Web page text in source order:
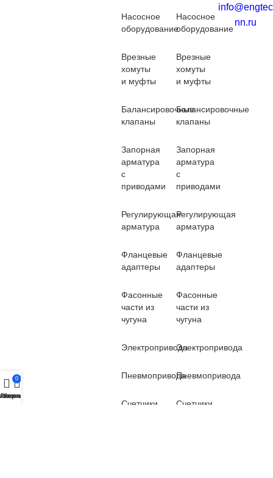
Насосное
оборудование
Врезные
хомуты
и муфты
Балансировочные
клапаны
Запорная
арматура
с
приводами
Регулирующая
арматура
Фланцевые
адаптеры
Фасонные
части из
чугуна
Электропривода
Пневмопривода
Счетчики
Насосное
оборудование
Врезные
хомуты
и муфты
Балансировочные
клапаны
Запорная
арматура
с
приводами
Регулирующая
арматура
Фланцевые
адаптеры
Фасонные
части из
чугуна
Электропривода
Пневмопривода
Счетчики
nn.ru
0
Корзина